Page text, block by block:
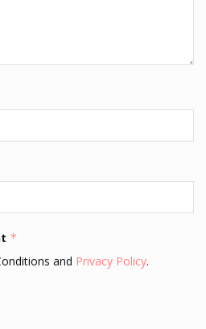
*
and Privacy Policy.